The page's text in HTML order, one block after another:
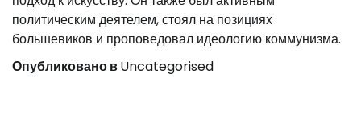
политическим деятелем, стоял на позициях
большевиков и проповедовал идеологию коммунизма.
Опубликовано вUncategorised